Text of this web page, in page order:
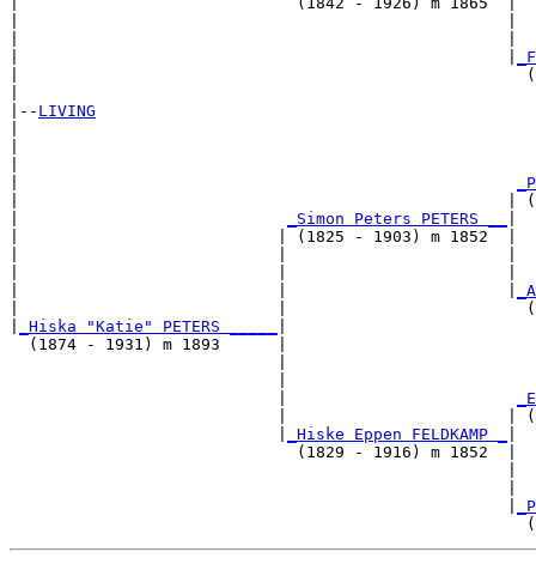
|
|-- LIVING
|
_Simon Peters PETERS __
|                           | (1825 - 1903) m 1852  |
|                           |
_Hiska "Katie" PETERS _____
  (1874 - 1931) m 1893      |
|
_Hiske Eppen FELDKAMP _
                              (1829 - 1916) m 1852  |